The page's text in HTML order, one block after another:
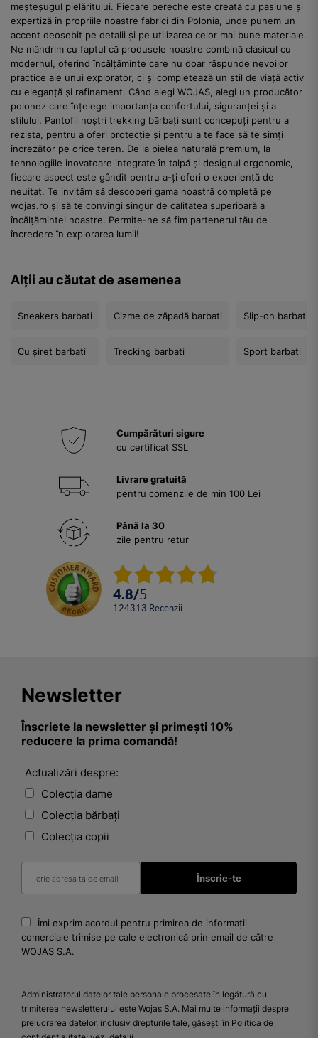
meșteșugul pielăritului. Fiecare pereche este creată cu pasiune și
expertiză în propriile noastre fabrici din Polonia, unde punem un
accent deosebit pe detalii și pe utilizarea celor mai bune materiale.
Ne mândrim cu faptul că produsele noastre combină clasicul cu
modernul, oferind încălțăminte care nu doar răspunde nevoilor
practice ale unui explorator, ci și completează un stil de viață activ
cu eleganță și rafinament. Când alegi WOJAS, alegi un producător
polonez care înțelege importanța confortului, siguranței și a
stilului. Pantofii noștri trekking bărbați sunt concepuți pentru a
rezista, pentru a oferi protecție și pentru a te face să te simți
încrezător pe orice teren. De la pielea naturală premium, la
tehnologiile inovatoare integrate în talpă și designul ergonomic,
fiecare aspect este gândit pentru a-ți oferi o experiență de
neuitat. Te invităm să descoperi gama noastră completă pe
wojas.ro și să te convingi singur de calitatea superioară a
încălțămintei noastre. Permite-ne să fim partenerul tău de
încredere în explorarea lumii!
Alții au căutat de asemenea
Sneakers barbati
Cu șiret barbati
Cizme de zăpadă barbati
Trecking barbati
Slip-on barbati
Sport barbati
Cumpărături sigure
cu certificat SSL
Livrare gratuită
pentru comenzile de min 100 Lei
Până la 30
zile pentru retur
4.8/5
124313 Recenzii
Newsletter
Înscriete la newsletter și primești 10%
reducere la prima comandă!
Actualizări despre:
Colecția dame
Colecția bărbați
Colecția copii
Îmi exprim acordul pentru primirea de informații
comerciale trimise pe cale electronică prin email de către
WOJAS S.A.
Administratorul datelor tale personale procesate în legătură cu
trimiterea newsletterului este Wojas S.A. Mai multe informații despre
prelucrarea datelor, inclusiv drepturile tale, găsești în Politica de